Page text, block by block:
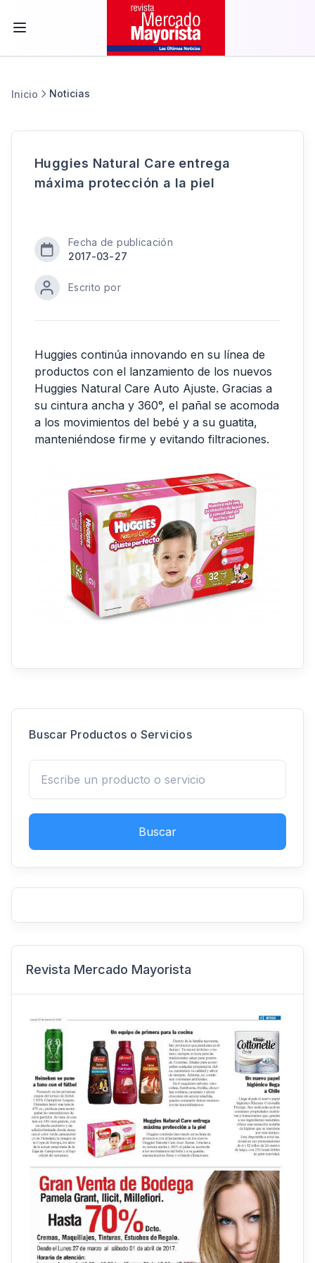
Inicio Noticias
Huggies Natural Care entrega
máxima protección a la piel
Fecha de publicación
2017-03-27
Escrito por
Huggies continúa innovando en su línea de
productos con el lanzamiento de los nuevos
Huggies Natural Care Auto Ajuste. Gracias a
su cintura ancha y 360°, el pañal se acomoda
a los movimientos del bebé y a su guatita,
manteniéndose firme y evitando filtraciones.
Buscar Productos o Servicios
Buscar
Revista Mercado Mayorista